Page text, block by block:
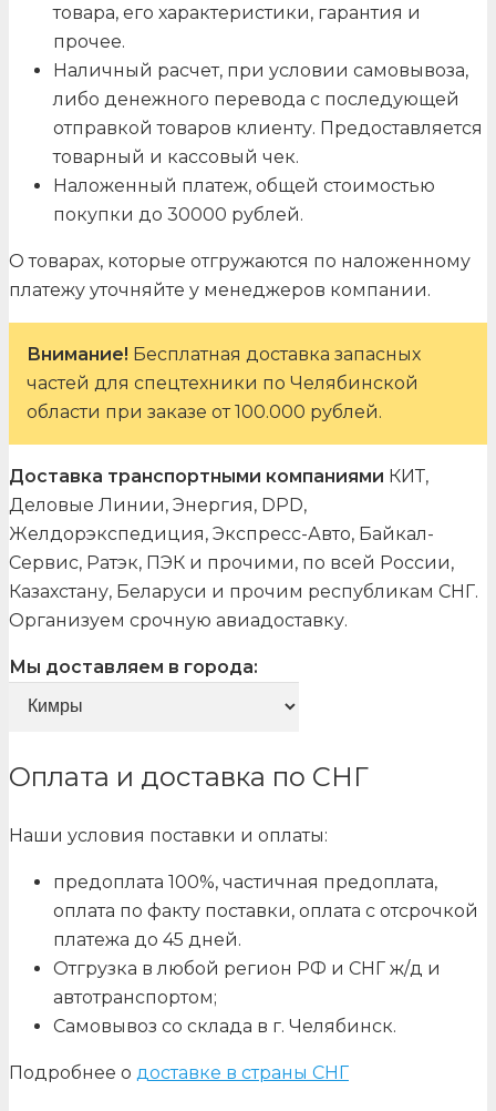
товара, его характеристики, гарантия и
прочее.
Наличный расчет, при условии самовывоза,
либо денежного перевода с последующей
отправкой товаров клиенту. Предоставляется
товарный и кассовый чек.
Наложенный платеж, общей стоимостью
покупки до 30000 рублей.
О товарах, которые отгружаются по наложенному
платежу уточняйте у менеджеров компании.
Внимание! Бесплатная доставка запасных
частей для спецтехники по Челябинской
области при заказе от 100.000 рублей.
Доставка транспортными компаниями КИТ,
Деловые Линии, Энергия, DPD,
Желдорэкспедиция, Экспресс-Авто, Байкал-
Сервис, Ратэк, ПЭК и прочими, по всей России,
Казахстану, Беларуси и прочим республикам СНГ.
Организуем срочную авиадоставку.
Мы доставляем в города:
Оплата и доставка по СНГ
Наши условия поставки и оплаты:
предоплата 100%, частичная предоплата,
оплата по факту поставки, оплата с отсрочкой
платежа до 45 дней.
Отгрузка в любой регион РФ и СНГ ж/д и
автотранспортом;
Самовывоз со склада в г. Челябинск.
Подробнее о доставке в страны СНГ